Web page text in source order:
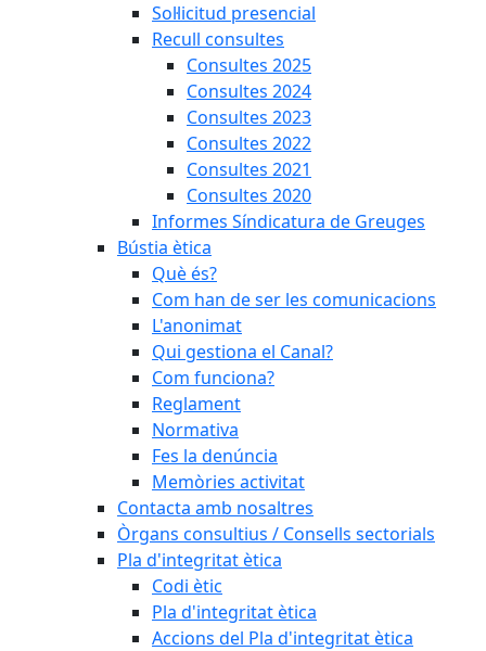
Sol·licitud presencial
Recull consultes
Consultes 2025
Consultes 2024
Consultes 2023
Consultes 2022
Consultes 2021
Consultes 2020
Informes Síndicatura de Greuges
Bústia ètica
Què és?
Com han de ser les comunicacions
L'anonimat
Qui gestiona el Canal?
Com funciona?
Reglament
Normativa
Fes la denúncia
Memòries activitat
Contacta amb nosaltres
Òrgans consultius / Consells sectorials
Pla d'integritat ètica
Codi ètic
Pla d'integritat ètica
Accions del Pla d'integritat ètica